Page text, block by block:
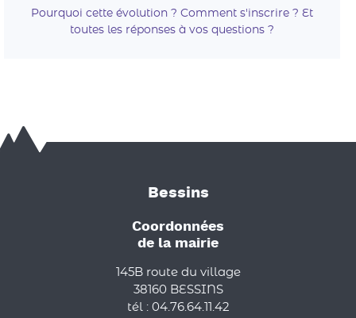
Pourquoi cette évolution ? Comment s'inscrire ? Et
toutes les réponses à vos questions ?
Bessins
Coordonnées
de la mairie
145B route du village
38160 BESSINS
tél : 04.76.64.11.42